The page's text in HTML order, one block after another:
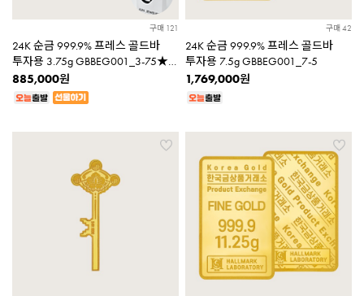
구매 121
24K 순금 999.9% 프레스 골드바
투자용 3.75g GBBEG001_3-75★
쇼핑백 증정★
885,000원
구매 42
24K 순금 999.9% 프레스 골드바
투자용 7.5g GBBEG001_7-5
1,769,000원